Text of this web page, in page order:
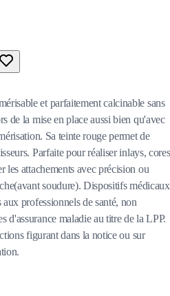
et parfaitement calcinable sans
de la mise en place aussi bien qu'avec
Sa teinte rouge permet de
Parfaite pour réaliser inlays,
les attachements avec précision ou
soudure). Dispositifs médicaux
professionnels de santé, non
d'assurance maladie au titre de la LPP.
figurant dans la notice ou sur